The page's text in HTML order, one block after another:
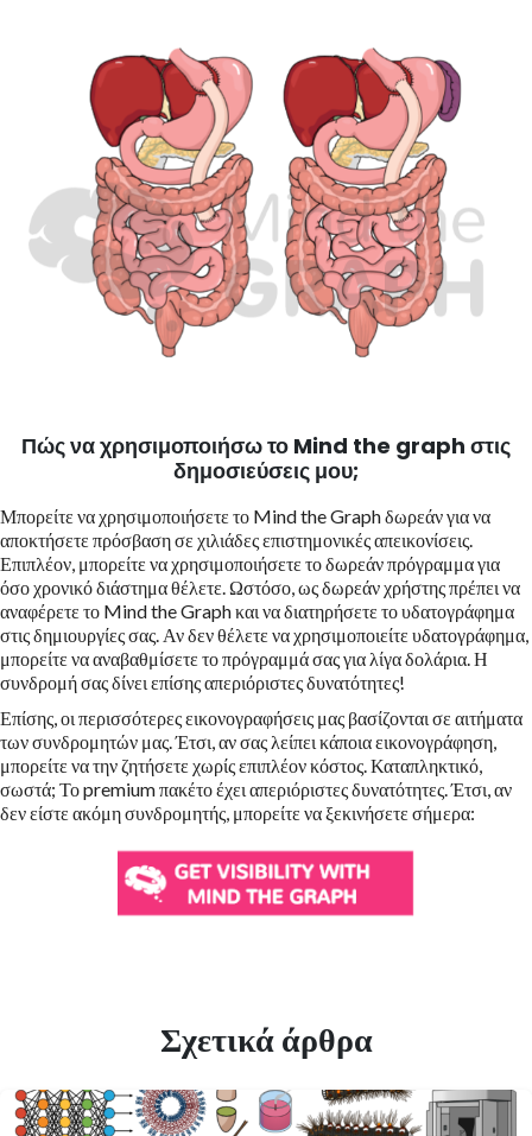
Πώς να χρησιμοποιήσω το Mind the graph στις
δημοσιεύσεις μου;
Μπορείτε να χρησιμοποιήσετε το Mind the Graph δωρεάν για να
αποκτήσετε πρόσβαση σε χιλιάδες επιστημονικές απεικονίσεις.
Επιπλέον, μπορείτε να χρησιμοποιήσετε το δωρεάν πρόγραμμα για
όσο χρονικό διάστημα θέλετε. Ωστόσο, ως δωρεάν χρήστης πρέπει να
αναφέρετε το Mind the Graph και να διατηρήσετε το υδατογράφημα
στις δημιουργίες σας. Αν δεν θέλετε να χρησιμοποιείτε υδατογράφημα,
μπορείτε να αναβαθμίσετε το πρόγραμμά σας για λίγα δολάρια. Η
συνδρομή σας δίνει επίσης απεριόριστες δυνατότητες!
Επίσης, οι περισσότερες εικονογραφήσεις μας βασίζονται σε αιτήματα
των συνδρομητών μας. Έτσι, αν σας λείπει κάποια εικονογράφηση,
μπορείτε να την ζητήσετε χωρίς επιπλέον κόστος. Καταπληκτικό,
σωστά; Το premium πακέτο έχει απεριόριστες δυνατότητες. Έτσι, αν
δεν είστε ακόμη συνδρομητής, μπορείτε να ξεκινήσετε σήμερα:
Σχετικά άρθρα